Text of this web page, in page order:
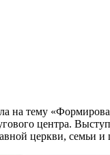
на тему
центра.
церкви, семьи